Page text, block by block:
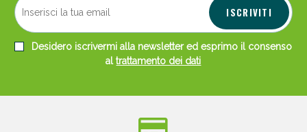
ISCRIVITI
Desidero iscrivermi alla newsletter ed esprimo il consenso
altrattamento dei dati